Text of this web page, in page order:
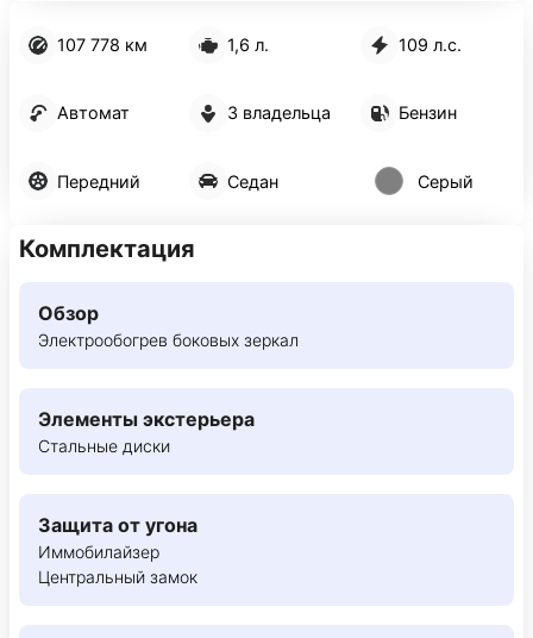
107 778 км 1,6 л. 109 л.с.
Автомат 3 владельца Бензин
Передний Седан Серый
Комплектация
Обзор
Электрообогрев боковых зеркал
Элементы экстерьера
Стальные диски
Защита от угона
Иммобилайзер
Центральный замок